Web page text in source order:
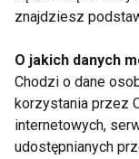
www.fit.pl
FITNESS IFFA
znajdziesz
O jakich danych
Chodzi o dane
korzystania przez
internetowych,
udostępnianych